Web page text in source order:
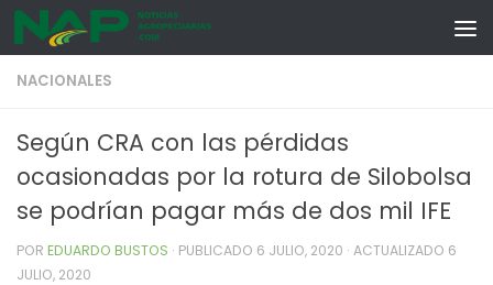
Skip to content
NACIONALES
Según CRA con las pérdidas
ocasionadas por la rotura de Silobolsa
se podrían pagar más de dos mil IFE
POR EDUARDO BUSTOS · PUBLICADO 6 JULIO, 2020 · ACTUALIZADO 6
JULIO, 2020